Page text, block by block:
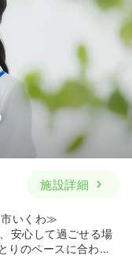
施設詳細
いくわ≫
安心して過ごせる場
りのペースに合わせ